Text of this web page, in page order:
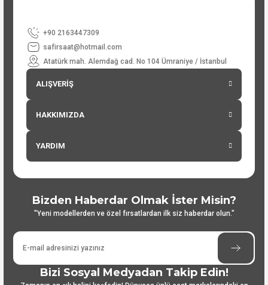
+90 2163447309
safirsaat@hotmail.com
Atatürk mah. Alemdağ cad. No 104 Ümraniye / İstanbul
ALIŞVERİŞ
HAKKIMIZDA
YARDIM
Bizden Haberdar Olmak İster Misin?
"Yeni modellerden ve özel fırsatlardan ilk siz haberdar olun."
Bizi Sosyal Medyadan Takip Edin!